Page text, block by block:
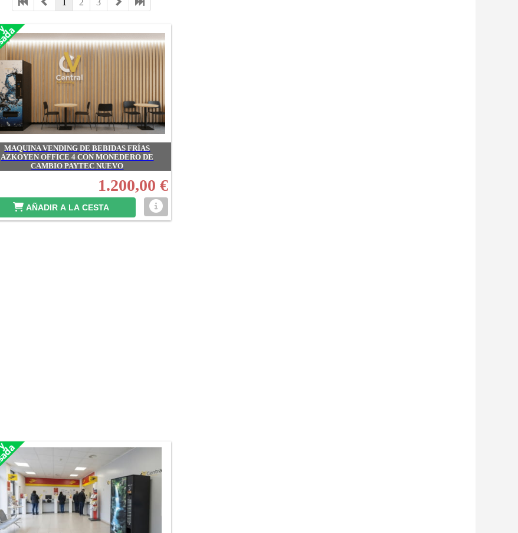
1 2 3
MAQUINA VENDING DE BEBIDAS FRÍAS
AZKOYEN OFFICE 4 CON MONEDERO DE
CAMBIO PAYTEC NUEVO
1.200,00 €
AÑADIR A LA CESTA